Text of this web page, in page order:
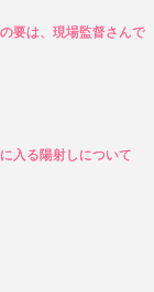
要は、現場監督さんで
入る陽射しについて
要は、現場監督さんで
入る陽射しについて